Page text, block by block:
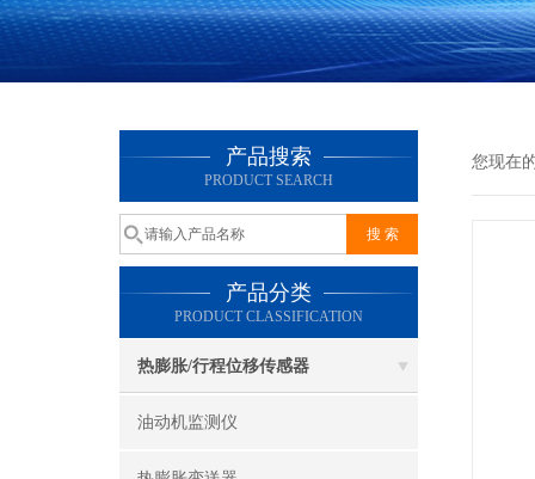
产品搜索
PRODUCT SEARCH
产品分类
PRODUCT CLASSIFICATION
热膨胀/行程位移传感器
油动机监测仪
您现在